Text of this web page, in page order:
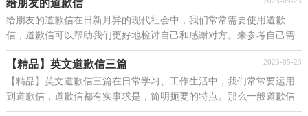
给朋友的道歉信
给朋友的道歉信在日新月异的现代社会中，我们常常需要使用道歉
信，道歉信可以帮助我们更好地检讨自己和感谢对方。来参考自己需
要的道歉信吧！下面是小编为大家整理的给朋友的道歉...
【精品】英文道歉信三篇 2023-05-23
【精品】英文道歉信三篇在日常学习、工作生活中，我们常常要运用
到道歉信，道歉信都有实事求是，简明扼要的特点。那么一般道歉信
是怎么写的呢？下面是小编整理的英文道歉信3篇，欢迎...